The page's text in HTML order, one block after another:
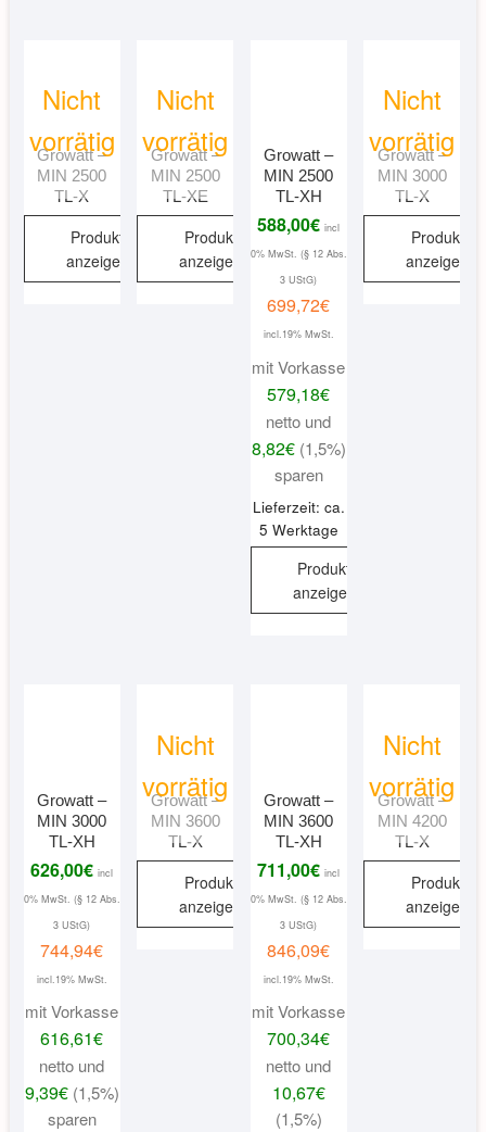
Growatt –
MIN 2500
TL-X
Produkt
anzeigen
Nicht
vorrätig
Growatt –
MIN 2500
TL-XE
Produkt
anzeigen
Nicht
vorrätig
Growatt –
MIN 2500
TL-XH
588,00€ incl
0% MwSt. (§ 12 Abs.
3 UStG)
699,72€
incl.19% MwSt.
mit Vorkasse
579,18€
netto und
8,82€(1,5%)
sparen
Lieferzeit: ca.
5 Werktage
Produkt
anzeigen
Growatt –
MIN 3000
TL-X
Produkt
anzeigen
Nicht
vorrätig
Growatt –
MIN 3000
TL-XH
626,00€ incl
0% MwSt. (§ 12 Abs.
3 UStG)
744,94€
incl.19% MwSt.
mit Vorkasse
616,61€
netto und
9,39€(1,5%)
sparen
Growatt –
MIN 3600
TL-X
Produkt
anzeigen
Nicht
vorrätig
Growatt –
MIN 3600
TL-XH
711,00€ incl
0% MwSt. (§ 12 Abs.
3 UStG)
846,09€
incl.19% MwSt.
mit Vorkasse
700,34€
netto und
10,67€
(1,5%)
Growatt –
MIN 4200
TL-X
Produkt
anzeigen
Nicht
vorrätig